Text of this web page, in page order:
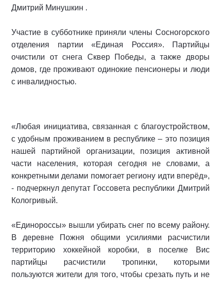
Дмитрий Минушкин .
Участие в субботнике приняли члены Сосногорского
отделения партии «Единая Россия». Партийцы
очистили от снега Сквер Победы, а также дворы
домов, где проживают одинокие пенсионеры и люди
с инвалидностью.
«Любая инициатива, связанная с благоустройством,
с удобным проживанием в республике – это позиция
нашей партийной организации, позиция активной
части населения, которая сегодня не словами, а
конкретными делами помогает региону идти вперёд»,
- подчеркнул депутат Госсовета республики Дмитрий
Кологривый.
«Единороссы» вышли убирать снег по всему району.
В деревне Пожня общими усилиями расчистили
территорию хоккейной коробки, в поселке Вис
партийцы расчистили тропинки, которыми
пользуются жители для того, чтобы срезать путь и не